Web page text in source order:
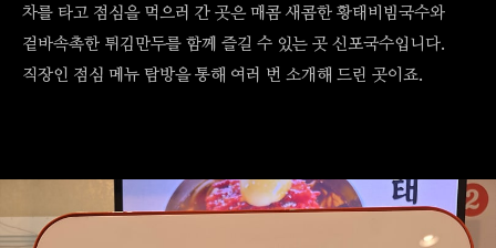
차를 타고 점심을 먹으러 간 곳은 매콤 새콤한 황태비빔국수와
겉바속촉한 튀김만두를 함께 즐길 수 있는 곳 신포국수입니다.
직장인 점심 메뉴 탐방을 통해 여러 번 소개해 드린 곳이죠.